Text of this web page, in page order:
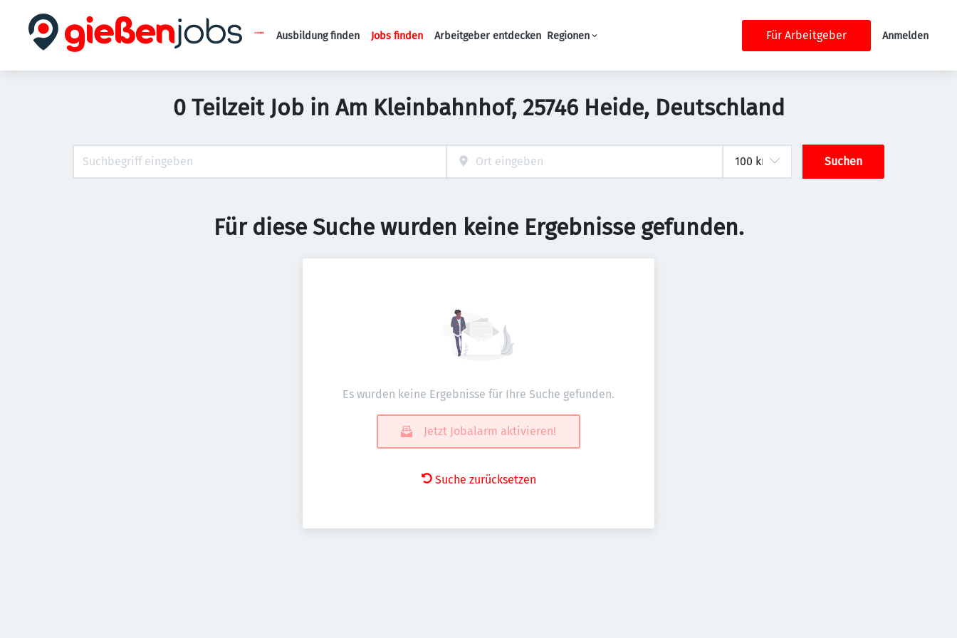
Haupt-Navigation
Ausbildung finden Jobs finden Arbeitgeber entdecken Regionen Für Arbeitgeber Anmelden
0 Teilzeit Job in Am Kleinbahnhof, 25746 Heide, Deutschland
Suchen
Für diese Suche wurden keine Ergebnisse gefunden.
Es wurden keine Ergebnisse für Ihre Suche gefunden.
Jetzt Jobalarm aktivieren!
Suche zurücksetzen